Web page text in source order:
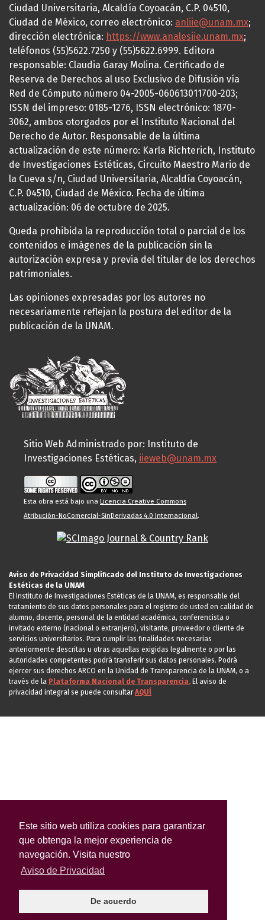
Este sitio web utiliza cookies para garantizar
que obtenga la mejor experiencia de
navegación. Visita nuestro
Aviso de Privacidad
De acuerdo
Ciudad Universitaria, Alcaldía Coyoacán, C.P. 04510,
Ciudad de México, correo electrónico: anliie@unam.mx;
dirección electrónica: https://www.analesiie.unam.mx;
teléfonos (55)5622.7250 y (55)5622.6999. Editora
responsable: Claudia Garay Molina. Certificado de
Reserva de Derechos al uso Exclusivo de Difusión vía
Red de Cómputo número 04-2005-060613011700-203;
ISSN del impreso: 0185-1276, ISSN electrónico: 1870-
3062, ambos otorgados por el Instituto Nacional del
Derecho de Autor. Responsable de la última
actualización de este número: Karla Richterich, Instituto
de Investigaciones Estéticas, Circuito Maestro Mario de
la Cueva s/n, Ciudad Universitaria, Alcaldía Coyoacán,
C.P. 04510, Ciudad de México. Fecha de última
actualización: 06 de octubre de 2025.
Queda prohibida la reproducción total o parcial de los
contenidos e imágenes de la publicación sin la
autorización expresa y previa del titular de los derechos
patrimoniales.
Las opiniones expresadas por los autores no
necesariamente reflejan la postura del editor de la
publicación de la UNAM.
Sitio Web Administrado por: Instituto de
Investigaciones Estéticas, iieweb@unam.mx
Esta obra está bajo una Licencia Creative Commons
Atribución-NoComercial-SinDerivadas 4.0 Internacional.
Aviso de Privacidad Simplificado del Instituto de Investigaciones
Estéticas de la UNAM
El Instituto de Investigaciones Estéticas de la UNAM, es responsable del
tratamiento de sus datos personales para el registro de usted en calidad de
alumno, docente, personal de la entidad académica, conferencista o
invitado externo (nacional o extranjero), visitante, proveedor o cliente de
servicios universitarios. Para cumplir las finalidades necesarias
anteriormente descritas u otras aquellas exigidas legalmente o por las
autoridades competentes podrá transferir sus datos personales. Podrá
ejercer sus derechos ARCO en la Unidad de Transparencia de la UNAM, o a
través de la Plataforma Nacional de Transparencia. El aviso de
privacidad integral se puede consultarAQUÍ